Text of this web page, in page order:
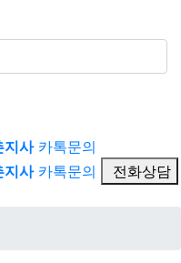
지사카톡문의
지사카톡문의 전화상담